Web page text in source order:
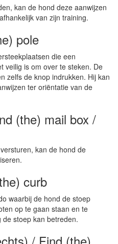
kan de hond deze aanwijzen
van zijn training.
pole
die een
veilig is om over te steken. De
zelfs de knop indrukken. Hij kan
ter oriëntatie van de
(the) mail box /
kan de hond de
curb
waarbij de hond de stoep
op te gaan staan en te
stoep kan betreden.